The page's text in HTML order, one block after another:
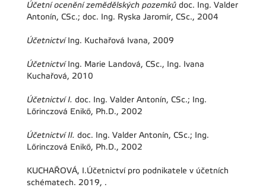
Účetní ocenění zemědělských pozemků doc. Ing. Valder
Antonín, CSc.; doc. Ing. Ryska Jaromír, CSc., 2004
ÚčetnictvíIng. Kuchařová Ivana, 2009
ÚčetnictvíIng. Marie Landová, CSc., Ing. Ivana
Kuchařová, 2010
Účetnictví I. doc. Ing. Valder Antonín, CSc.; Ing.
Lőrinczová Enikő, Ph.D., 2002
Účetnictví II. doc. Ing. Valder Antonín, CSc.; Ing.
Lőrinczová Enikő, Ph.D., 2002
KUCHAŘOVÁ, I.Účetnictví pro podnikatele v účetních
schématech. 2019, .